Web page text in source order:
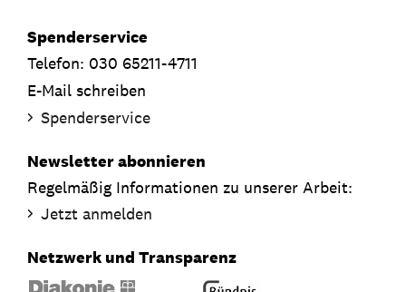
Spenderservice
Telefon: 030 65211-4711
E-Mail schreiben
Spenderservice
Newsletter abonnieren
Regelmäßig Informationen zu unserer Arbeit:
Jetzt anmelden
Netzwerk und Transparenz